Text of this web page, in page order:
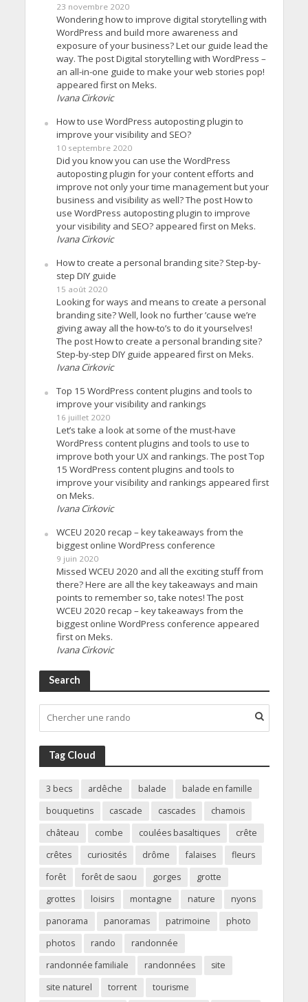
23 novembre 2020
Wondering how to improve digital storytelling with
WordPress and build more awareness and
exposure of your business? Let our guide lead the
way. The post Digital storytelling with WordPress –
an all-in-one guide to make your web stories pop!
appeared first on Meks.
Ivana Cirkovic
How to use WordPress autoposting plugin to
improve your visibility and SEO?
10 septembre 2020
Did you know you can use the WordPress
autoposting plugin for your content efforts and
improve not only your time management but your
business and visibility as well? The post How to
use WordPress autoposting plugin to improve
your visibility and SEO? appeared first on Meks.
Ivana Cirkovic
How to create a personal branding site? Step-by-
step DIY guide
15 août 2020
Looking for ways and means to create a personal
branding site? Well, look no further ’cause we’re
giving away all the how-to’s to do it yourselves!
The post How to create a personal branding site?
Step-by-step DIY guide appeared first on Meks.
Ivana Cirkovic
Top 15 WordPress content plugins and tools to
improve your visibility and rankings
16 juillet 2020
Let’s take a look at some of the must-have
WordPress content plugins and tools to use to
improve both your UX and rankings. The post Top
15 WordPress content plugins and tools to
improve your visibility and rankings appeared first
on Meks.
Ivana Cirkovic
WCEU 2020 recap – key takeaways from the
biggest online WordPress conference
9 juin 2020
Missed WCEU 2020 and all the exciting stuff from
there? Here are all the key takeaways and main
points to remember so, take notes! The post
WCEU 2020 recap – key takeaways from the
biggest online WordPress conference appeared
first on Meks.
Ivana Cirkovic
Search
Tag Cloud
3 becs ardêche balade
balade en famille
bouquetins
cascade cascades
chamois
château
combe coulées basaltiques
crête
crêtes
curiosités drôme falaises
fleurs
forêt
forêt de saou gorges
grotte
grottes
loisirs montagne nature
nyons
panorama
panoramas patrimoine
photo
photos
rando
randonnée
randonnée familiale
randonnées
site
site naturel
torrent
tourisme